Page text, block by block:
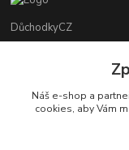
DůchodkyCZ
+420 412384749
Náš e-shop a
cookies, aby Vám